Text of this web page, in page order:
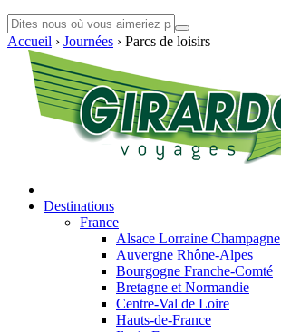
Accueil › Journées › Parcs de loisirs
Destinations
France
Alsace Lorraine Champagne
Auvergne Rhône-Alpes
Bourgogne Franche-Comté
Bretagne et Normandie
Centre-Val de Loire
Hauts-de-France